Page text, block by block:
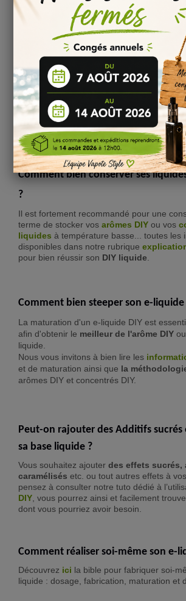
Nous vous conseillons de laisser reposer
liquide Blueberry DIY JAX Custardentre
pour profiter pleinement
des saveurs de
Pour en savoir plus, consulter notre page
maturation
d’un e-liquide DIY !
Informations:
Conservation : stocké entre 4 et 16°C
Conforme au règlement 1334/2008/CEE
Composition : Propylène Glycol & Arôme
Comment bien conserver ses
?
Il est fortement recommandé pour une
terme de stocker vos arômes DIY ou vos
liquides à température basse... toutes les
disponibles dans notre rubrique
pour bien réussir son DIY liquide.
Comment bien steeper son e-liquide
La maturation d'un e-liquide DIY est
afin d'obtenir le meilleur de l'arôme DIY
liquide.
Nous vous invitons à bien lire les
et de maturation ainsi que la
arômes DIY et concentrés DIY.
Peut-on rajouter des Additifs sucrés
sa base liquide ?
Vous souhaitez ajouter des effets sucrés,
caramélisés etc. ou tout autres effets à vos
pensez à consulter notre tuto dédié à
DIY, vous pourrez ainsi et facilement
dont vous pourriez avoir besoin.
Comment réaliser soi-même son e-
Découvrez ici la bible pour fabriquer soi-
liquide : dosage, fabrication, maturation et